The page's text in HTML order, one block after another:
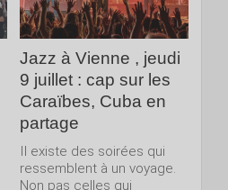
Jazz à Vienne , jeudi
9 juillet : cap sur les
Caraïbes, Cuba en
partage
Il existe des soirées qui
ressemblent à un voyage.
Non pas celles qui